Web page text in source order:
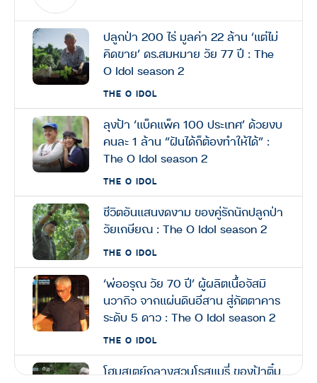
ปลูกป่า 200 ไร่ มูลค่า 22 ล้าน ‘แต่ไม่
คิดขาย’ ดร.สมหมาย วัย 77 ปี : The
O Idol season 2
THE O IDOL
ลุงป้า ‘แบ็คแพ็ค 100 ประเทศ’ ด้วยงบ
คนละ 1 ล้าน “ฝันได้ก็ต้องทำให้ได้” :
The O Idol season 2
THE O IDOL
ชีวิตอันแสนงดงาม ของคู่รักนักปลูกป่า
วัยเกษียณ : The O Idol season 2
THE O IDOL
‘พ่ออรุณ วัย 70 ปี’ ผู้ผลิตเนื้อจัสมิ
นวากิว จากแผ่นดินอีสาน สู่ภัตตาคาร
ระดับ 5 ดาว : The O Idol season 2
THE O IDOL
โฮมสเตย์กลางสวนโรสแมรี่ ของป้าติ๋ม